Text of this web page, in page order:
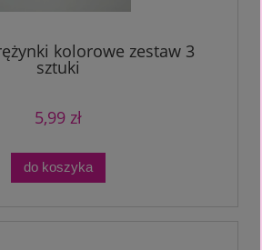
kolorowe zestaw 3
sztuki
5,99 zł
do koszyka